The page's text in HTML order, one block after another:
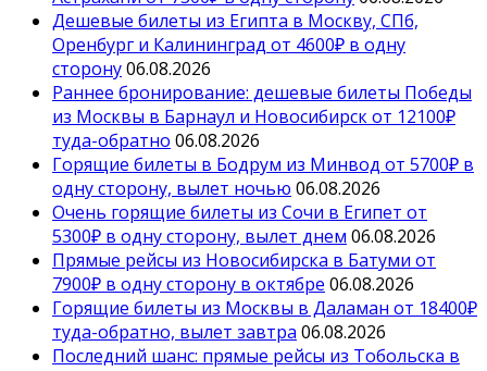
Дешевые билеты из Египта в Москву, СПб,
Оренбург и Калининград от 4600₽ в одну
сторону06.08.2026
Раннее бронирование: дешевые билеты Победы
из Москвы в Барнаул и Новосибирск от 12100₽
туда-обратно 06.08.2026
Горящие билеты в Бодрум из Минвод от 5700₽ в
одну сторону, вылет ночью 06.08.2026
Очень горящие билеты из Сочи в Египет от
5300₽ в одну сторону, вылет днем 06.08.2026
Прямые рейсы из Новосибирска в Батуми от
7900₽ в одну сторону в октябре 06.08.2026
Горящие билеты из Москвы в Даламан от 18400₽
туда-обратно, вылет завтра 06.08.2026
Последний шанс: прямые рейсы из Тобольска в